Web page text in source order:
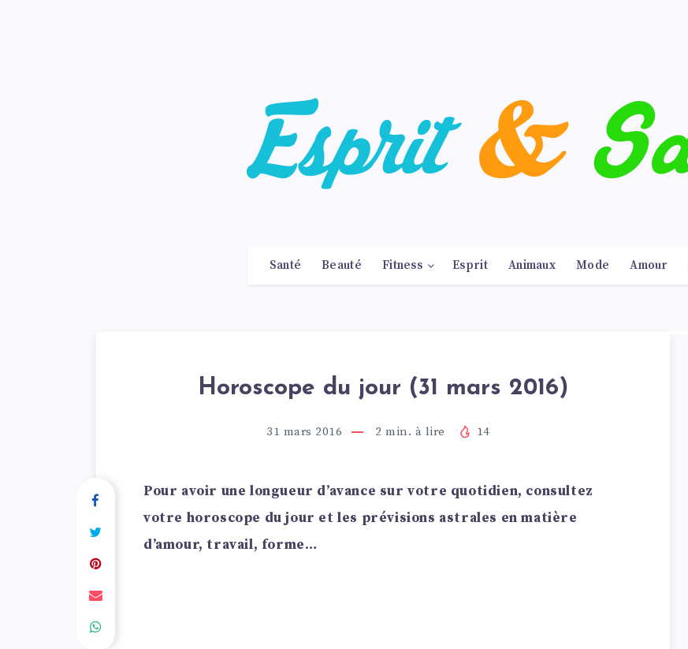
Santé Beauté Fitness Esprit Animaux Mode Amour
Horoscope du jour (31 mars 2016)
31 mars 2016 2 min. à lire 14
Pour avoir une longueur d’avance sur votre quotidien, consultez
votre horoscope du jour et les prévisions astrales en matière
d’amour, travail, forme…